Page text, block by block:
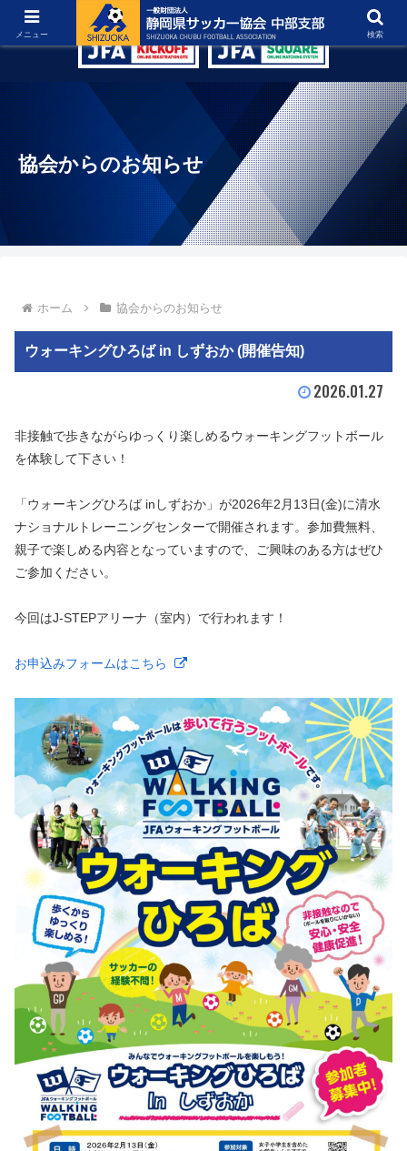
グラウンド紹介 リンク集 お問い合わせ
協会からのお知らせ
ホーム 協会からのお知らせ
ウォーキングひろば in しずおか (開催告知)
2026.01.27
非接触で歩きながらゆっくり楽しめるウォーキングフットボール
を体験して下さい！
「ウォーキングひろば inしずおか」が2026年2月13日(金)に清水
ナショナルトレーニングセンターで開催されます。参加費無料、
親子で楽しめる内容となっていますので、ご興味のある方はぜひ
ご参加ください。
今回はJ-STEPアリーナ（室内）で行われます！
お申込みフォームはこちら
メニュー 検索